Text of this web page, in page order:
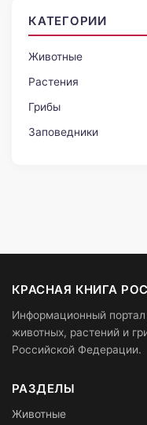
КАТЕГОРИИ
Животные
Растения
Грибы
Заповедники
КРАСНАЯ КНИГА
Информационный
животных, растений и
Российской Федерации.
РАЗДЕЛЫ
Животные